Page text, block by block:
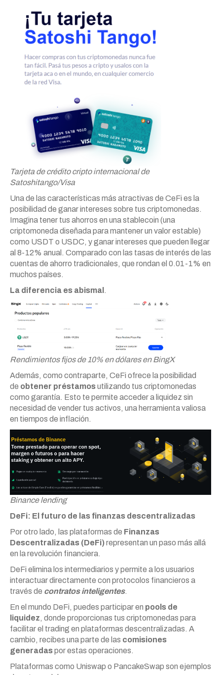
Tarjeta de crédito cripto internacional de
Satoshitango/Visa
Una de las características más atractivas de CeFi es la
posibilidad de ganar intereses sobre tus criptomonedas.
Imagina tener tus ahorros en una stablecoin (una
criptomoneda diseñada para mantener un valor estable)
como USDT o USDC, y ganar intereses que pueden llegar
al 8-12% anual. Comparado con las tasas de interés de las
cuentas de ahorro tradicionales, que rondan el 0.01-1% en
muchos países.
La diferencia es abismal .
Rendimientos fijos de 10% en dólares en BingX
Además, como contraparte, CeFi ofrece la posibilidad
de obtener préstamosutilizando tus criptomonedas
como garantía. Esto te permite acceder a liquidez sin
necesidad de vender tus activos, una herramienta valiosa
en tiempos de inflación.
Binance lending
DeFi: El futuro de las finanzas descentralizadas
Por otro lado, las plataformas de Finanzas
Descentralizadas (DeFi)representan un paso más allá
en la revolución financiera.
DeFi elimina los intermediarios y permite a los usuarios
interactuar directamente con protocolos financieros a
través de contratos inteligentes.
En el mundo DeFi, puedes participar en pools de
liquidez, donde proporcionas tus criptomonedas para
facilitar el trading en plataformas descentralizadas. A
cambio, recibes una parte de las comisiones
generadaspor estas operaciones.
Plataformas como Uniswap o PancakeSwap son ejemplos